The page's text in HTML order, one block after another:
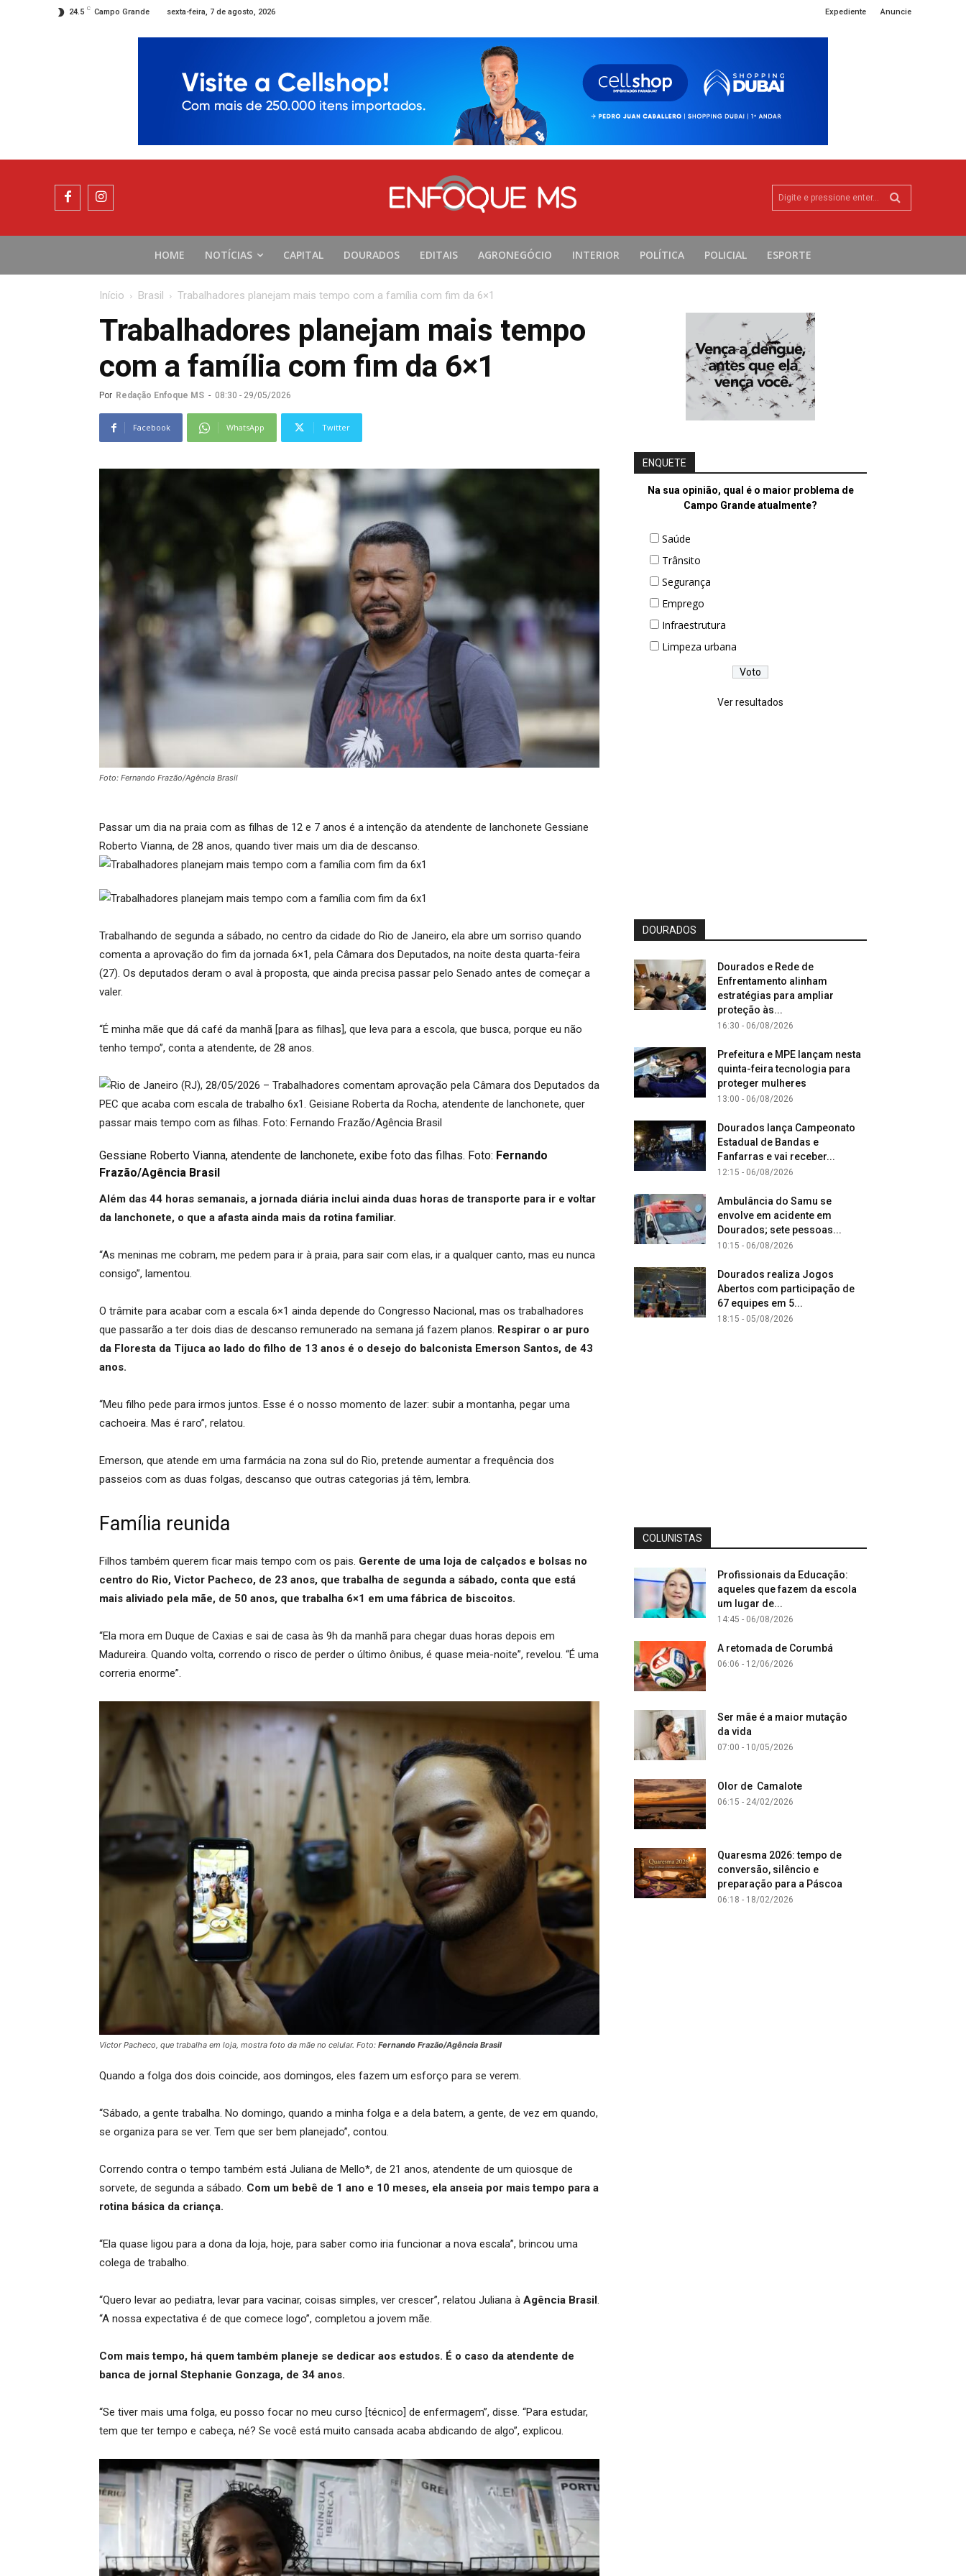
24.5 C Campo Grande sexta-feira, 7 de agosto, 2026 Expediente Anuncie
Digite e pressione enter...
HOME NOTÍCIAS CAPITAL DOURADOS EDITAIS AGRONEGÓCIO INTERIOR POLÍTICA POLICIAL ESPORTE
Início Brasil Trabalhadores planejam mais tempo com a família com fim da 6×1
Trabalhadores planejam mais tempo
com a família com fim da 6×1
Por Redação Enfoque MS - 08:30 - 29/05/2026
Facebook WhatsApp Twitter
Foto: Fernando Frazão/Agência Brasil
Passar um dia na praia com as filhas de 12 e 7 anos é a intenção da atendente de lanchonete Gessiane
Roberto Vianna, de 28 anos, quando tiver mais um dia de descanso.
Trabalhando de segunda a sábado, no centro da cidade do Rio de Janeiro, ela abre um sorriso quando
comenta a aprovação do fim da jornada 6×1, pela Câmara dos Deputados, na noite desta quarta-feira
(27). Os deputados deram o aval à proposta, que ainda precisa passar pelo Senado antes de começar a
valer.
“É minha mãe que dá café da manhã [para as filhas], que leva para a escola, que busca, porque eu não
tenho tempo”, conta a atendente, de 28 anos.
Gessiane Roberto Vianna, atendente de lanchonete, exibe foto das filhas. Foto: Fernando
Frazão/Agência Brasil
Além das 44 horas semanais, a jornada diária inclui ainda duas horas de transporte para ir e voltar
da lanchonete, o que a afasta ainda mais da rotina familiar.
“As meninas me cobram, me pedem para ir à praia, para sair com elas, ir a qualquer canto, mas eu nunca
consigo”, lamentou.
O trâmite para acabar com a escala 6×1 ainda depende do Congresso Nacional, mas os trabalhadores
que passarão a ter dois dias de descanso remunerado na semana já fazem planos. Respirar o ar puro
da Floresta da Tijuca ao lado do filho de 13 anos é o desejo do balconista Emerson Santos, de 43
anos.
“Meu filho pede para irmos juntos. Esse é o nosso momento de lazer: subir a montanha, pegar uma
cachoeira. Mas é raro”, relatou.
Emerson, que atende em uma farmácia na zona sul do Rio, pretende aumentar a frequência dos
passeios com as duas folgas, descanso que outras categorias já têm, lembra.
Família reunida
Filhos também querem ficar mais tempo com os pais. Gerente de uma loja de calçados e bolsas no
centro do Rio, Victor Pacheco, de 23 anos, que trabalha de segunda a sábado, conta que está
mais aliviado pela mãe, de 50 anos, que trabalha 6×1 em uma fábrica de biscoitos.
“Ela mora em Duque de Caxias e sai de casa às 9h da manhã para chegar duas horas depois em
Madureira. Quando volta, correndo o risco de perder o último ônibus, é quase meia-noite”, revelou. “É uma
correria enorme”.
Victor Pacheco, que trabalha em loja, mostra foto da mãe no celular. Foto: Fernando Frazão/Agência Brasil
Quando a folga dos dois coincide, aos domingos, eles fazem um esforço para se verem.
“Sábado, a gente trabalha. No domingo, quando a minha folga e a dela batem, a gente, de vez em quando,
se organiza para se ver. Tem que ser bem planejado”, contou.
Correndo contra o tempo também está Juliana de Mello*, de 21 anos, atendente de um quiosque de
sorvete, de segunda a sábado. Com um bebê de 1 ano e 10 meses, ela anseia por mais tempo para a
rotina básica da criança.
“Ela quase ligou para a dona da loja, hoje, para saber como iria funcionar a nova escala”, brincou uma
colega de trabalho.
“Quero levar ao pediatra, levar para vacinar, coisas simples, ver crescer”, relatou Juliana à Agência Brasil.
“A nossa expectativa é de que comece logo”, completou a jovem mãe.
Com mais tempo, há quem também planeje se dedicar aos estudos. É o caso da atendente de
banca de jornal Stephanie Gonzaga, de 34 anos.
“Se tiver mais uma folga, eu posso focar no meu curso [técnico] de enfermagem”, disse. “Para estudar,
tem que ter tempo e cabeça, né? Se você está muito cansada acaba abdicando de algo”, explicou.
ENQUETE
Na sua opinião, qual é o maior problema de
Campo Grande atualmente?
Saúde
Trânsito
Segurança
Emprego
Infraestrutura
Limpeza urbana
Ver resultados
DOURADOS
Dourados e Rede de
Enfrentamento alinham
estratégias para ampliar
proteção às...
16:30 - 06/08/2026
Prefeitura e MPE lançam nesta
quinta-feira tecnologia para
proteger mulheres
13:00 - 06/08/2026
Dourados lança Campeonato
Estadual de Bandas e
Fanfarras e vai receber...
12:15 - 06/08/2026
Ambulância do Samu se
envolve em acidente em
Dourados; sete pessoas...
10:15 - 06/08/2026
Dourados realiza Jogos
Abertos com participação de
67 equipes em 5...
18:15 - 05/08/2026
COLUNISTAS
Profissionais da Educação:
aqueles que fazem da escola
um lugar de...
14:45 - 06/08/2026
A retomada de Corumbá
06:06 - 12/06/2026
Ser mãe é a maior mutação
da vida
07:00 - 10/05/2026
Olor de Camalote
06:15 - 24/02/2026
Quaresma 2026: tempo de
conversão, silêncio e
preparação para a Páscoa
06:18 - 18/02/2026